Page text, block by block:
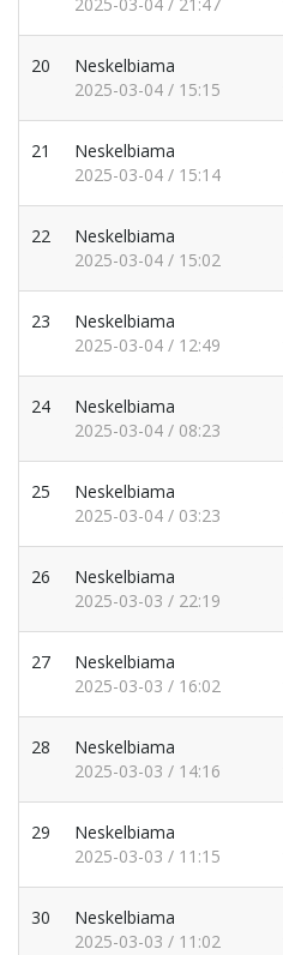
2025-03-04 / 21:47
20
Neskelbiama
2025-03-04 / 15:15
21
Neskelbiama
2025-03-04 / 15:14
22
Neskelbiama
2025-03-04 / 15:02
23
Neskelbiama
2025-03-04 / 12:49
24
Neskelbiama
2025-03-04 / 08:23
25
Neskelbiama
2025-03-04 / 03:23
26
Neskelbiama
2025-03-03 / 22:19
27
Neskelbiama
2025-03-03 / 16:02
28
Neskelbiama
2025-03-03 / 14:16
29
Neskelbiama
2025-03-03 / 11:15
30
Neskelbiama
2025-03-03 / 11:02